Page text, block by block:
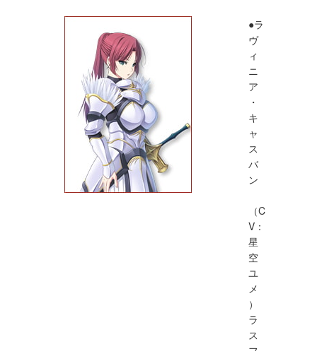
●ラ
ヴ
ィ
ニ
ア
・
キ
ャ
ス
バ
ン
（C
V：
星
空
ユ
メ
）
ラ
ス